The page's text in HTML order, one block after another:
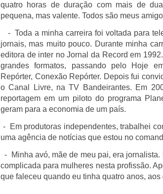
quatro horas de duração com mais de
pequena, mas valente. Todos são meus
- Toda a minha carreira foi voltada para
jornais, mas muito pouco. Durante minha
editora de inter no Jornal da Record em
grandes formatos, passando pelo Hoje
Repórter, Conexão Repórter. Depois fui
o Canal Livre, na TV Bandeirantes. Em
reportagem em um piloto do programa
geram para a economia de um país.
- Em produtoras independentes, trabalhei
uma agência de notícias que estou no
- Minha avó, mãe de meu pai, era
complicada para mulheres nesta profissão.
que faleceu quando eu tinha quatro anos,